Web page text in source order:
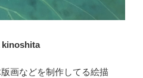
kinoshita
画などを制作してる絵描